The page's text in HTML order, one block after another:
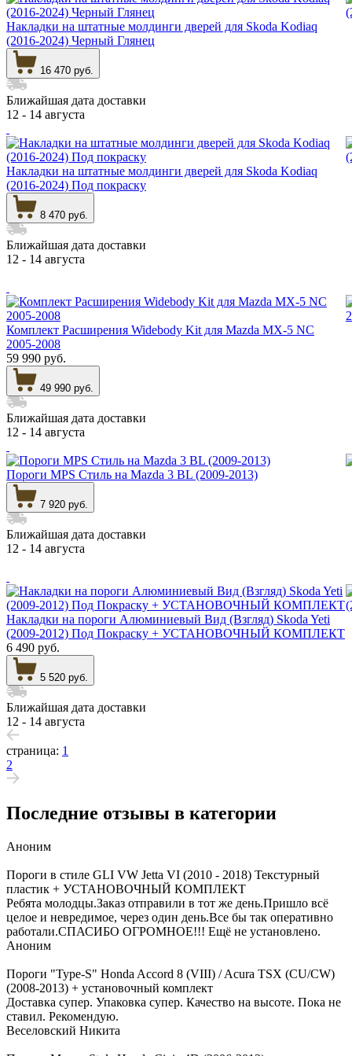
Накладки на штатные молдинги дверей для Skoda Kodiaq
(2016-2024) Черный Глянец
16 470 руб.
Ближайшая дата доставки
12 - 14 августа
Накладки на штатные молдинги дверей для Skoda Kodiaq
(2016-2024) Под покраску
8 470 руб.
Ближайшая дата доставки
12 - 14 августа
Комплект Расширения Widebody Kit для Mazda MX-5 NC
2005-2008
59 990 руб.
49 990 руб.
Ближайшая дата доставки
12 - 14 августа
Пороги MPS Стиль на Mazda 3 BL (2009-2013)
7 920 руб.
Ближайшая дата доставки
12 - 14 августа
Накладки на пороги Алюминиевый Вид (Взгляд) Skoda Yeti
(2009-2012) Под Покраску + УСТАНОВОЧНЫЙ КОМПЛЕКТ
6 490 руб.
5 520 руб.
Ближайшая дата доставки
12 - 14 августа
страница: 1
2
Последние отзывы в категории
Аноним
Пороги в стиле GLI VW Jetta VI (2010 - 2018) Текстурный
пластик + УСТАНОВОЧНЫЙ КОМПЛЕКТ
Ребята молодцы.Заказ отправили в тот же день.Пришло всё
целое и невредимое, через один день.Все бы так оперативно
работали.СПАСИБО ОГРОМНОЕ!!! Ещё не установлено.
Аноним
Пороги "Type-S" Honda Accord 8 (VIII) / Acura TSX (CU/CW)
(2008-2013) + установочный комплект
Доставка супер. Упаковка супер. Качество на высоте. Пока не
ставил. Рекомендую.
Веселовский Никита